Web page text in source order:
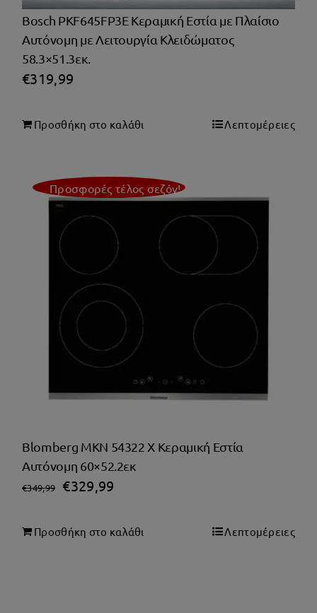
Bosch PKF645FP3E Κεραμική Εστία με Πλαίσιο
Αυτόνομη με Λειτουργία Κλειδώματος
58.3×51.3εκ.
€319,99
Προσθήκη στο καλάθι Λεπτομέρειες
Προσφορές τέλος σεζόν!
Blomberg MKN 54322 X Κεραμική Εστία
Αυτόνομη 60×52.2εκ
€349,99
Original
was:
€329,99
τιμή
Προσθήκη στο καλάθι Λεπτομέρειες